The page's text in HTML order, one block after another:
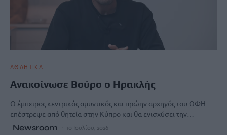
ΑΘΛΗΤΙΚΑ
Ανακοίνωσε Βούρο ο Ηρακλής
Ο έμπειρος κεντρικός αμυντικός και πρώην αρχηγός του ΟΦΗ
επέστρεψε από θητεία στην Κύπρο και θα ενισχύσει την…
Newsroom 10 Ιουλίου, 2026